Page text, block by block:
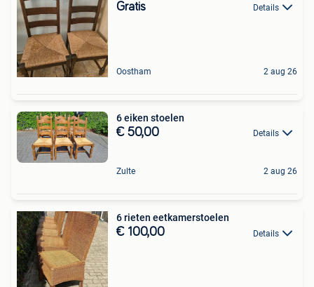
Gratis Details
Oostham 2 aug 26
6 eiken stoelen
€ 50,00 Details
Zulte 2 aug 26
6 rieten eetkamerstoelen
€ 100,00 Details